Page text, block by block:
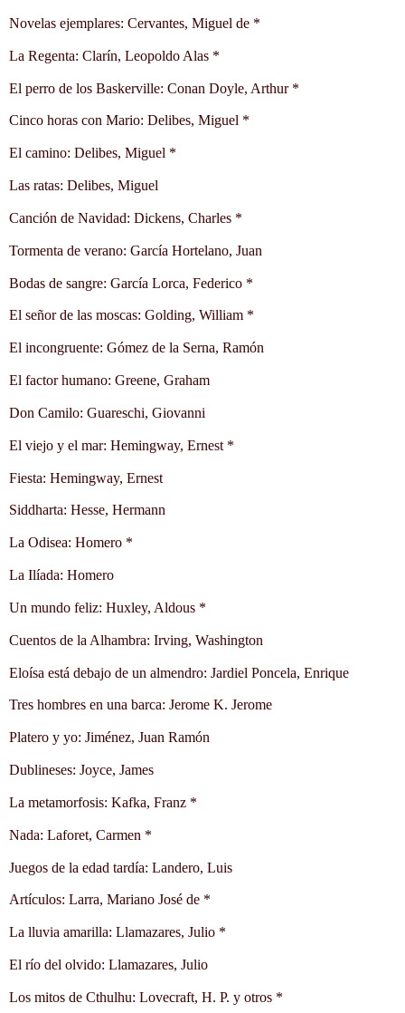
Novelas ejemplares: Cervantes, Miguel de *
La Regenta: Clarín, Leopoldo Alas *
El perro de los Baskerville: Conan Doyle, Arthur *
Cinco horas con Mario: Delibes, Miguel *
El camino: Delibes, Miguel *
Las ratas: Delibes, Miguel
Canción de Navidad: Dickens, Charles *
Tormenta de verano: García Hortelano, Juan
Bodas de sangre: García Lorca, Federico *
El señor de las moscas: Golding, William *
El incongruente: Gómez de la Serna, Ramón
El factor humano: Greene, Graham
Don Camilo: Guareschi, Giovanni
El viejo y el mar: Hemingway, Ernest *
Fiesta: Hemingway, Ernest
Siddharta: Hesse, Hermann
La Odisea: Homero *
La Ilíada: Homero
Un mundo feliz: Huxley, Aldous *
Cuentos de la Alhambra: Irving, Washington
Eloísa está debajo de un almendro: Jardiel Poncela, Enrique
Tres hombres en una barca: Jerome K. Jerome
Platero y yo: Jiménez, Juan Ramón
Dublineses: Joyce, James
La metamorfosis: Kafka, Franz *
Nada: Laforet, Carmen *
Juegos de la edad tardía: Landero, Luis
Artículos: Larra, Mariano José de *
La lluvia amarilla: Llamazares, Julio *
El río del olvido: Llamazares, Julio
Los mitos de Cthulhu: Lovecraft, H. P. y otros *